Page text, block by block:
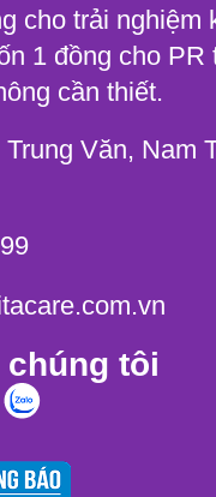
cho trải nghiệm
1 đồng cho PR
cần thiết.
Văn, Nam
tôi